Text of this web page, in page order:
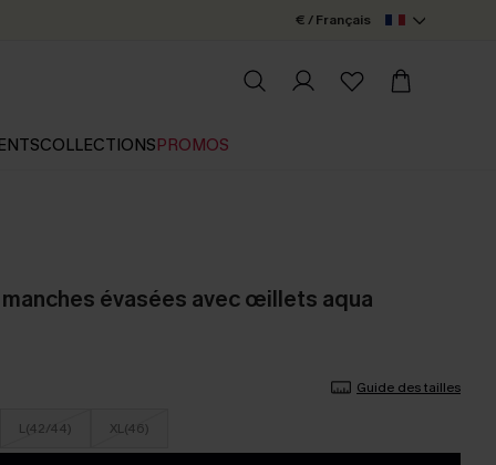
€ / Français
COLLECTIONSPROMOS
évasées avec œillets aqua
Guide des tailles
L(42/44) XL(46)